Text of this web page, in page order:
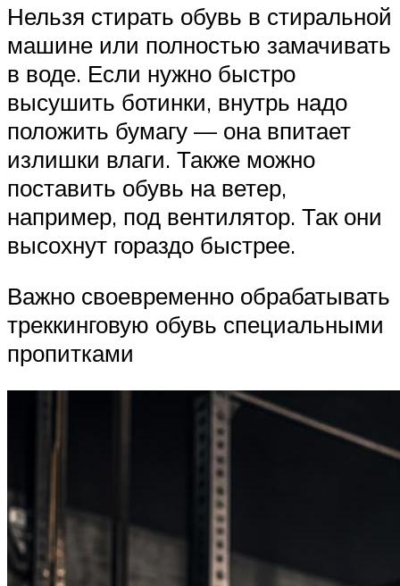
Нельзя стирать обувь в стиральной
машине или полностью замачивать
в воде. Если нужно быстро
высушить ботинки, внутрь надо
положить бумагу — она впитает
излишки влаги. Также можно
поставить обувь на ветер,
например, под вентилятор. Так они
высохнут гораздо быстрее.
Важно своевременно обрабатывать
треккинговую обувь специальными
пропитками